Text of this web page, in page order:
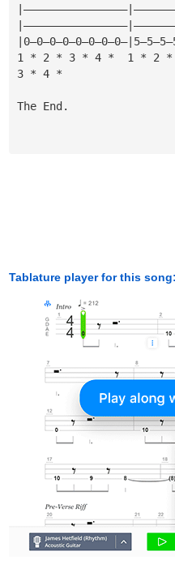
1 * 2 * 3 * 4 *  1 * 2
3 * 4 *
The End.
Tablature player for this song: